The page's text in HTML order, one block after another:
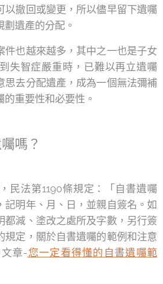
以撤回或變更，所以儘早留下遺囑
遺產的分配。
件也越來越多，其中之一也是子女
失智症嚴重時，已難以再立遺囑
思去分配遺產，成為一個無法彌補
重要性和必要性。
嗎？
民法第1190條規定：「自書遺囑
記明年、月、日，並親自簽名。如
都減、塗改之處所及字數，另行簽
規定，關於自書遺囑的範例和注意
章-您一定看得懂的自書遺囑範